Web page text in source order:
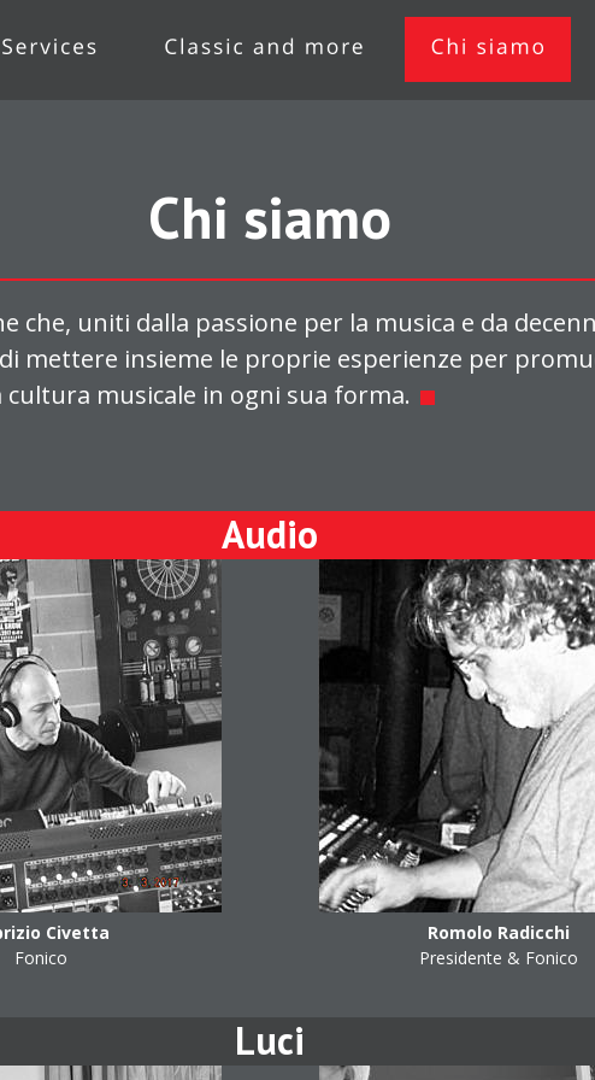
Romolo Radicchi
Presidente & Fonico
Civetta
Fonico
Audio
Chi siamo
che, uniti dalla passione per la musica e da
mettere insieme le proprie esperienze per
musicale in ogni sua forma.
Luci